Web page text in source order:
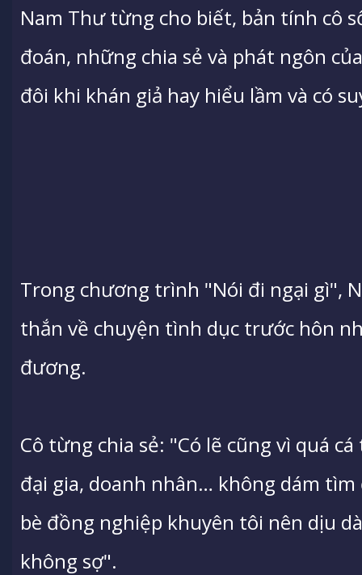
Nam Thư từng cho biết, bản tính cô
đoán, những chia sẻ và phát ngôn
đôi khi khán giả hay hiểu lầm và có
Trong chương trình "Nói đi ngại gì",
thắn về chuyện tình dục trước hôn
đương.
Cô từng chia sẻ: "Có lẽ cũng vì quá
đại gia, doanh nhân… không dám
bè đồng nghiệp khuyên tôi nên dịu
không sợ".